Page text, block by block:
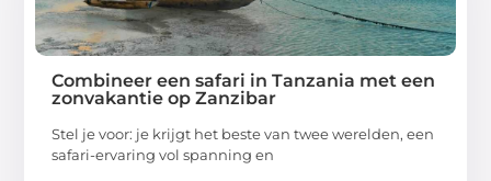
Combineer een safari in Tanzania met een
zonvakantie op Zanzibar
Stel je voor: je krijgt het beste van twee werelden, een
safari-ervaring vol spanning en